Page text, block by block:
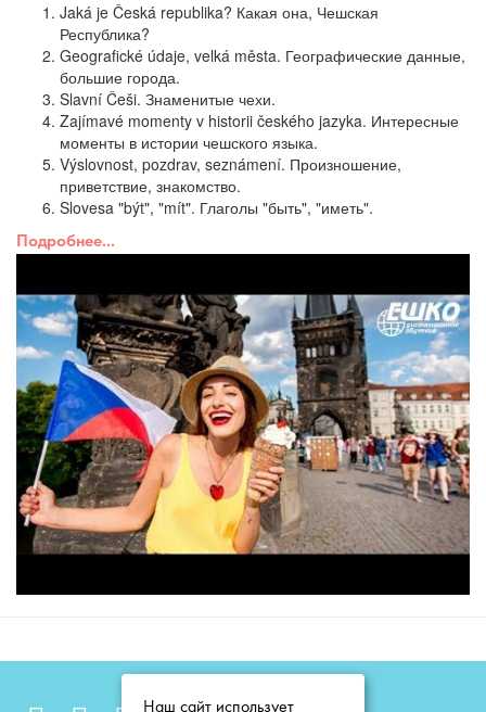
Jaká je Česká republika? Какая она, Чешская
Республика?
Geografické údaje, velká města. Географические данные,
большие города.
Slavní Češi. Знаменитые чехи.
Zajímavé momenty v historii českého jazyka. Интересные
моменты в истории чешского языка.
Výslovnost, pozdrav, seznámení. Произношение,
приветствие, знакомство.
Slovesa "být", "mít". Глаголы "быть", "иметь".
Подробнее...
Наш сайт использует